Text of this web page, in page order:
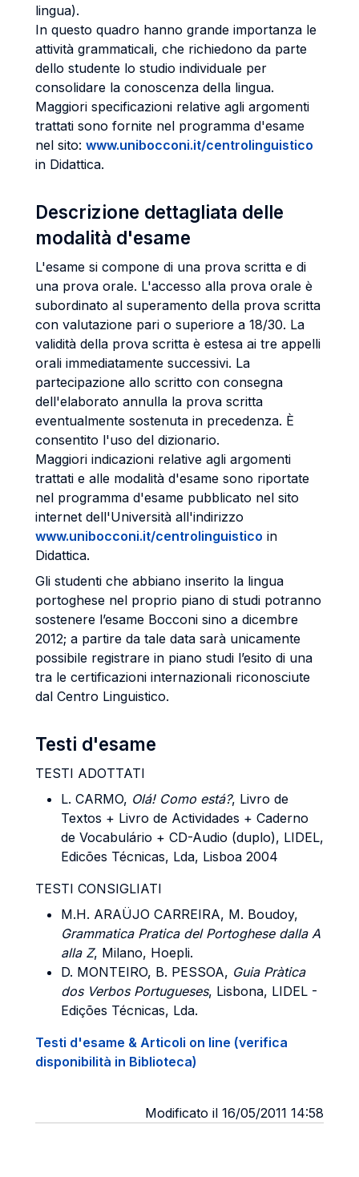
lingua).
In questo quadro hanno grande importanza le
attività grammaticali, che richiedono da parte
dello studente lo studio individuale per
consolidare la conoscenza della lingua.
Maggiori specificazioni relative agli argomenti
trattati sono fornite nel programma d'esame
nel sito: www.unibocconi.it/centrolinguistico
in Didattica.
Descrizione dettagliata delle
modalità d'esame
L'esame si compone di una prova scritta e di
una prova orale. L'accesso alla prova orale è
subordinato al superamento della prova scritta
con valutazione pari o superiore a 18/30. La
validità della prova scritta è estesa ai tre appelli
orali immediatamente successivi. La
partecipazione allo scritto con consegna
dell'elaborato annulla la prova scritta
eventualmente sostenuta in precedenza. È
consentito l'uso del dizionario.
Maggiori indicazioni relative agli argomenti
trattati e alle modalità d'esame sono riportate
nel programma d'esame pubblicato nel sito
internet dell'Università all'indirizzo
www.unibocconi.it/centrolinguistico in
Didattica.
Gli studenti che abbiano inserito la lingua
portoghese nel proprio piano di studi potranno
sostenere l’esame Bocconi sino a dicembre
2012; a partire da tale data sarà unicamente
possibile registrare in piano studi l’esito di una
tra le certificazioni internazionali riconosciute
dal Centro Linguistico.
Testi d'esame
TESTI ADOTTATI
L. CARMO, Olá! Como está?, Livro de
Textos + Livro de Actividades + Caderno
de Vocabulário + CD-Audio (duplo), LIDEL,
Edicões Técnicas, Lda, Lisboa 2004
TESTI CONSIGLIATI
M.H. ARAÜJO CARREIRA, M. Boudoy,
Grammatica Pratica del Portoghese dalla A
alla Z, Milano, Hoepli.
D. MONTEIRO, B. PESSOA, Guia Pràtica
dos Verbos Portugueses, Lisbona, LIDEL -
Edições Técnicas, Lda.
Testi d'esame & Articoli on line (verifica
disponibilità in Biblioteca)
Modificato il 16/05/2011 14:58